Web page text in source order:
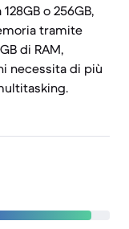
o 256GB,
tramite
di RAM,
necessita di più